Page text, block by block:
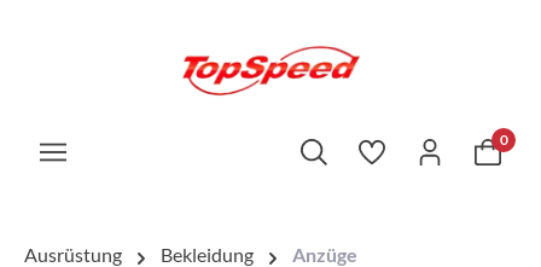
0
Ausrüstung Bekleidung Anzüge